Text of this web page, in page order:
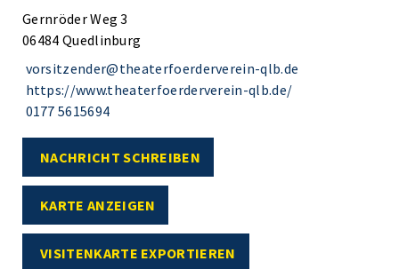
Gernröder Weg 3
06484 Quedlinburg
vorsitzender@theaterfoerderverein-qlb.de
https://www.theaterfoerderverein-qlb.de/
0177 5615694
NACHRICHT SCHREIBEN
KARTE ANZEIGEN
VISITENKARTE EXPORTIEREN